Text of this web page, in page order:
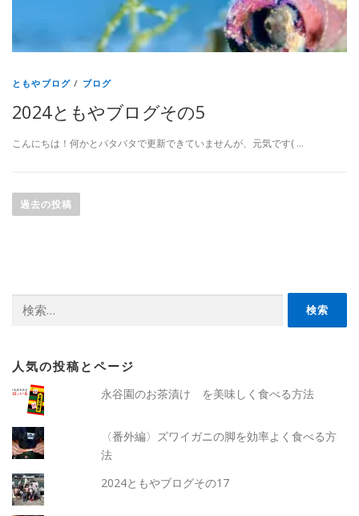
ともやブログ / ブログ
2024ともやブログその5
こんにちは！何かとバタバタで更新できていませんが、元気です( …
稿
シ
過去の投稿
索:
人気の投稿とページ
永谷園のお茶漬け を美味しく食べる方法
〈番外編〉ズワイガニの脚を効率よく食べる方
法
2024ともやブログその17